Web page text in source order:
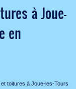
à Joue-
en
toitures à Joue-les-Tours